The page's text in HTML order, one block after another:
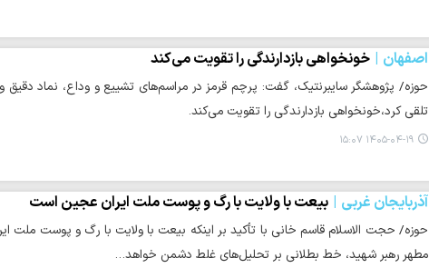
اصفهان خونخواهی بازدارندگی را تقویت می‌کند
حوزه/ پژوهشگر سایبرنتیک، گفت: پرچم قرمز در مراسم‌های تشییع و وداع، نماد دقیق
تلقی کرد،خونخواهی بازدارندگی را تقویت می‌کند.
۱۴۰۵-۰۴-۱۹ ۱۵:۰۷
آذربایجان غربی بیعت با ولایت با رگ و پوست ملت ایران عجین است
حوزه/ حجت الاسلام قاسم خانی با تأکید بر اینکه بیعت با ولایت با رگ و پوست
مطهر رهبر شهید، خط بطلانی بر تحلیل‌های غلط دشمن خواهد…